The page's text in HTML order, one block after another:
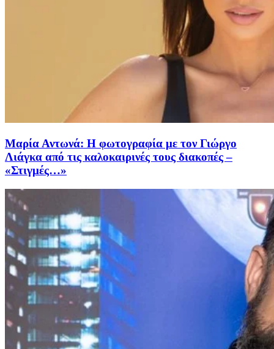
Μαρία Αντωνά: Η φωτογραφία με τον Γιώργο
Λιάγκα από τις καλοκαιρινές τους διακοπές –
«Στιγμές…»